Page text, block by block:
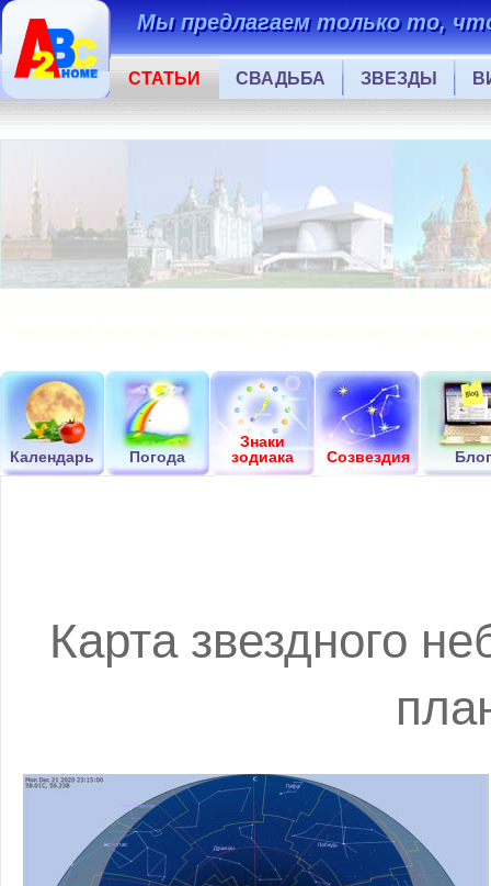
Мы предлагаем только то,
СТАТЬИ СВАДЬБА ЗВЕЗДЫ
Календарь Погода
Знаки
зодиака
Созвездия Блог
Карта звездного